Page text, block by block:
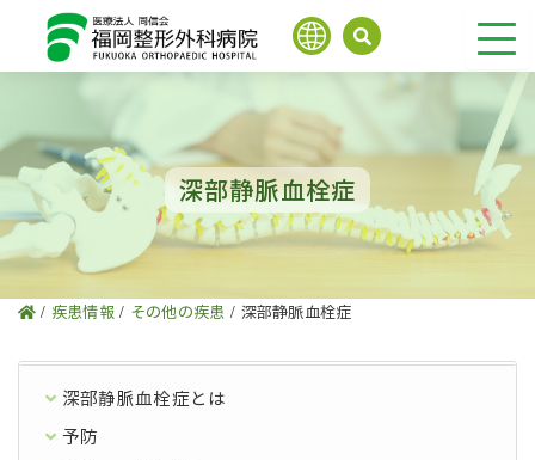
を
ッ
プ
深部静脈血栓症
/ 疾患情報/ その他の疾患 / 深部静脈血栓症
深部静脈血栓症とは
予防